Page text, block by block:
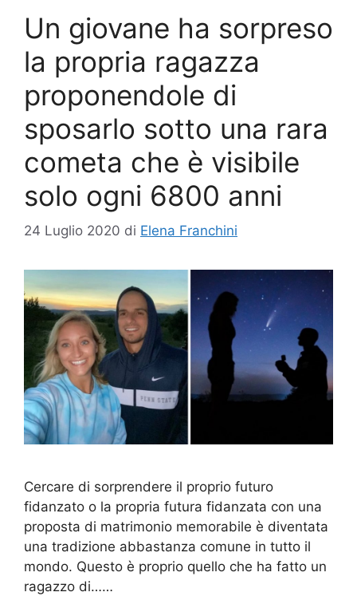
Un giovane ha sorpreso
la propria ragazza
proponendole di
sposarlo sotto una rara
cometa che è visibile
solo ogni 6800 anni
24 Luglio 2020 di Elena Franchini
Cercare di sorprendere il proprio futuro
fidanzato o la propria futura fidanzata con una
proposta di matrimonio memorabile è diventata
una tradizione abbastanza comune in tutto il
mondo. Questo è proprio quello che ha fatto un
ragazzo di……